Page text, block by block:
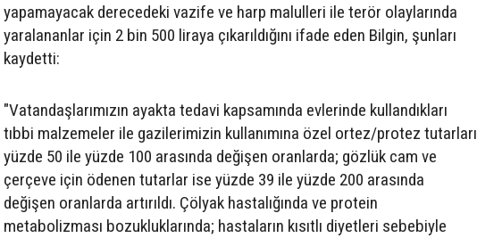
yapamayacak derecedeki vazife ve harp malulleri ile terör olaylarında
yaralananlar için 2 bin 500 liraya çıkarıldığını ifade eden Bilgin, şunları
kaydetti:
"Vatandaşlarımızın ayakta tedavi kapsamında evlerinde kullandıkları
tıbbi malzemeler ile gazilerimizin kullanımına özel ortez/protez tutarları
yüzde 50 ile yüzde 100 arasında değişen oranlarda; gözlük cam ve
çerçeve için ödenen tutarlar ise yüzde 39 ile yüzde 200 arasında
değişen oranlarda artırıldı. Çölyak hastalığında ve protein
metabolizması bozukluklarında; hastaların kısıtlı diyetleri sebebiyle